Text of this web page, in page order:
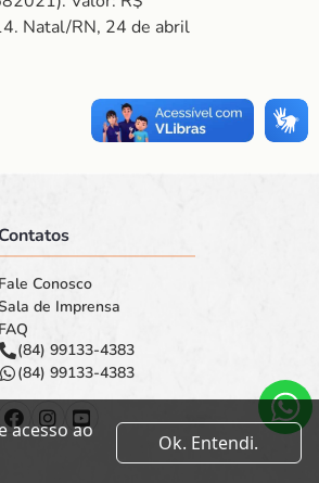
Natal/RN, 24 de abril
Fale Conosco
de Imprensa
FAQ
(84) 99133-4383
(84) 99133-4383
acesso ao
Ok. Entendi.